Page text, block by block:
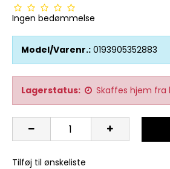
Ingen bedømmelse
Model/Varenr.: 0193905352883
Lagerstatus: Skaffes hjem fra
Tilføj til ønskeliste